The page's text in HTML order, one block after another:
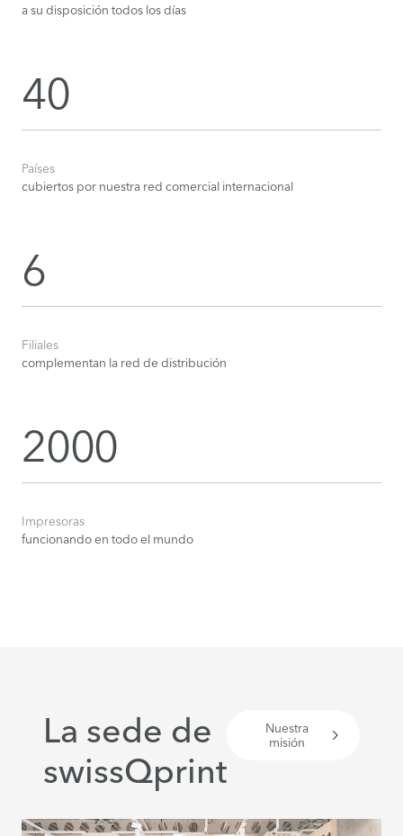
a su disposición todos los días
40
Países
cubiertos por nuestra red comercial internacional
6
Filiales
complementan la red de distribución
2000
Impresoras
funcionando en todo el mundo
La sede de
swissQprint
Nuestra
misión